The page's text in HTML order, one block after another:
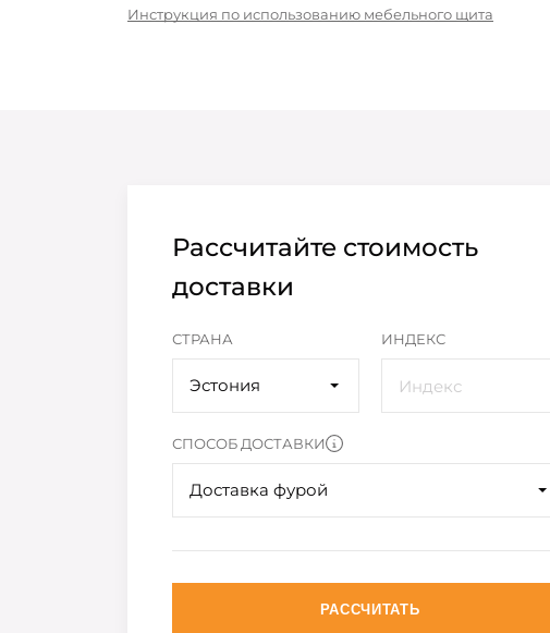
Инструкция по использованию мебельного щита
Рассчитайте стоимость
доставки
СТРАНА
Эстония
ИНДЕКС
СПОСОБ ДОСТАВКИ
Доставка фурой
РАССЧИТАТЬ